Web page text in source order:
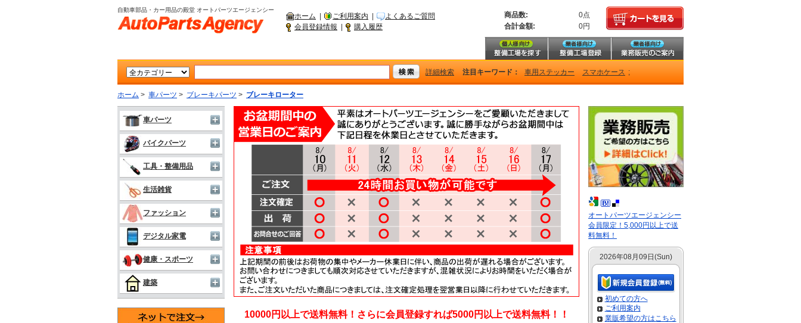
自動車部品・カー用品の殿堂 オートパーツエージェンシー
ホーム ご利用案内
よくあるご質問
会員登録情報
購入履歴
商品数:
0点
合計金額:
0円
詳細検索 注目キーワード： 車用ステッカー スマホケース ;
ホーム > 車パーツ > ブレーキパーツ > ブレーキローター
車パーツ
バイクパーツ
工具・整備用品
生活雑貨
ファッション
デジタル家電
健康・スポーツ
建築
10000円以上で送料無料！さらに会員登録すれば5000円以上で送料無料！！
オートパーツエージェンシー
会員限定！5,000円以上で送
料無料！
2026年08月09日(Sun)
初めての方へ
ご利用案内
業販希望の方はこちら